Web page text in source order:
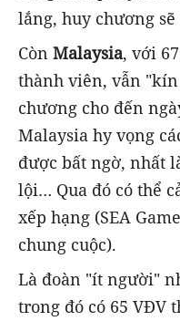
lắng, huy chương sẽ
Còn Malaysia, với
thành viên, vẫn
chương cho đến
Malaysia hy vọng
được bất ngờ, nhất
lội… Qua đó có thể
xếp hạng (SEA
chung cuộc).
Là đoàn "ít người"
trong đó có 65 VĐV